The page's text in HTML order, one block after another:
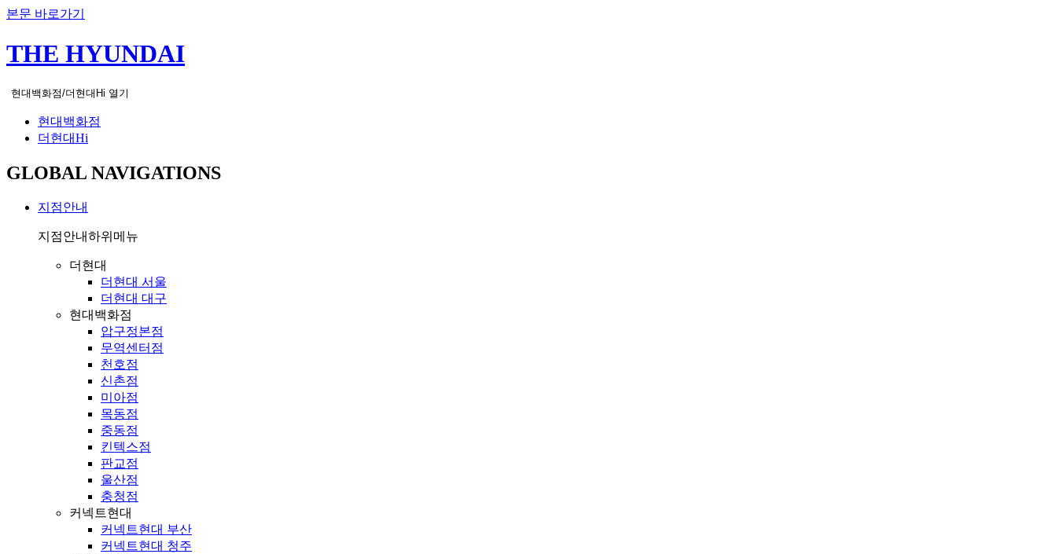
본문 바로가기
THE HYUNDAI
현대백화점/더현대Hi 열기
현대백화점
더현대Hi
GLOBAL NAVIGATIONS
지점안내
지점안내하위메뉴
더현대
더현대 서울
더현대 대구
현대백화점
압구정본점
무역센터점
천호점
신촌점
미아점
목동점
중동점
킨텍스점
판교점
울산점
충청점
커넥트현대
커넥트현대 부산
커넥트현대 청주